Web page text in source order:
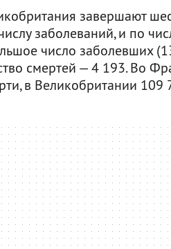
завершают
заболеваний, и по
число заболевших
смертей — 4 193. Во
в Великобритании 109